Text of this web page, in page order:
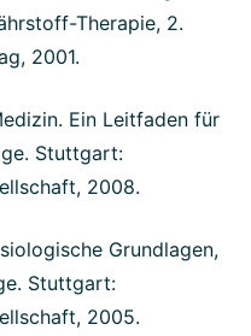
Therapie, 2.
2001.
Ein Leitfaden für
Stuttgart:
2008.
Grundlagen,
Stuttgart:
2005.